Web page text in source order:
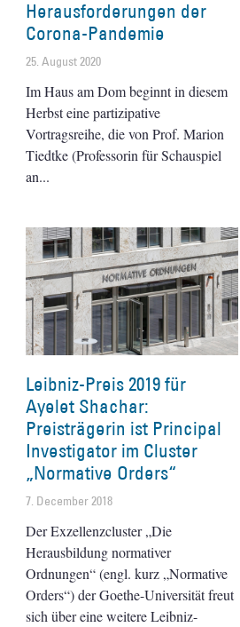
Herausforderungen der
Corona-Pandemie
25. August 2020
Im Haus am Dom beginnt in diesem
Herbst eine partizipative
Vortragsreihe, die von Prof. Marion
Tiedtke (Professorin für Schauspiel
an
Leibniz-Preis 2019 für
Ayelet Shachar:
Preisträgerin ist Principal
Investigator im Cluster
„Normative Orders“
7. December 2018
Der Exzellenzcluster „Die
Herausbildung normativer
Ordnungen“ (engl. kurz „Normative
Orders“) der Goethe-Universität freut
sich über eine weitere Leibniz-